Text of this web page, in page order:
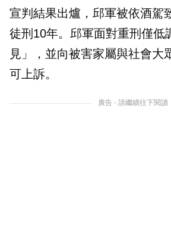
宣判結果出爐，邱軍被依酒駕
徒刑10年。邱軍面對重刑僅低
見」，並向被害家屬與社會大
可上訴。
廣告 - 請繼續往下閱讀